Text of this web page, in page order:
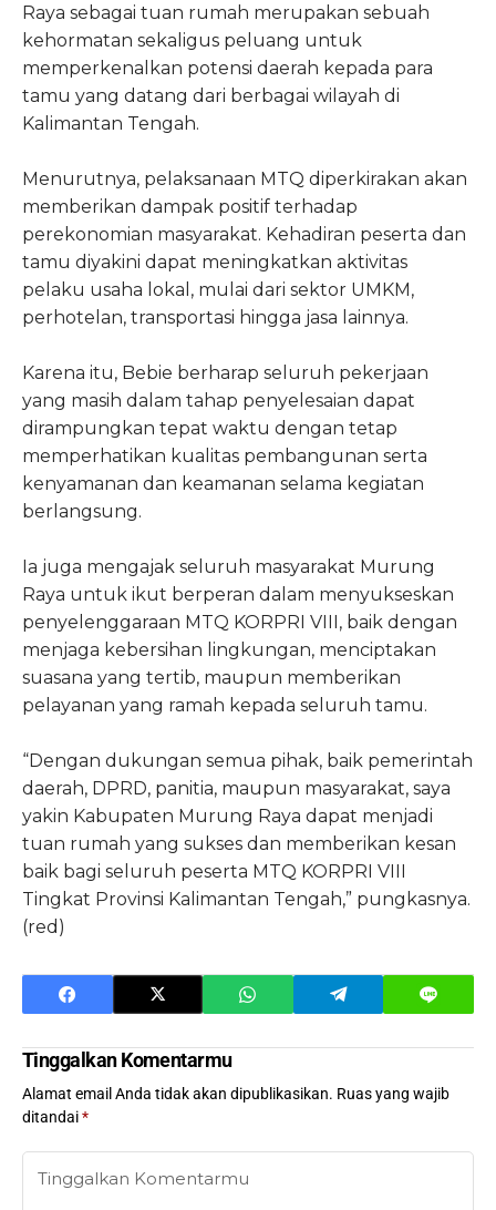
Raya sebagai tuan rumah merupakan sebuah
kehormatan sekaligus peluang untuk
memperkenalkan potensi daerah kepada para
tamu yang datang dari berbagai wilayah di
Kalimantan Tengah.
Menurutnya, pelaksanaan MTQ diperkirakan akan
memberikan dampak positif terhadap
perekonomian masyarakat. Kehadiran peserta dan
tamu diyakini dapat meningkatkan aktivitas
pelaku usaha lokal, mulai dari sektor UMKM,
perhotelan, transportasi hingga jasa lainnya.
Karena itu, Bebie berharap seluruh pekerjaan
yang masih dalam tahap penyelesaian dapat
dirampungkan tepat waktu dengan tetap
memperhatikan kualitas pembangunan serta
kenyamanan dan keamanan selama kegiatan
berlangsung.
Ia juga mengajak seluruh masyarakat Murung
Raya untuk ikut berperan dalam menyukseskan
penyelenggaraan MTQ KORPRI VIII, baik dengan
menjaga kebersihan lingkungan, menciptakan
suasana yang tertib, maupun memberikan
pelayanan yang ramah kepada seluruh tamu.
“Dengan dukungan semua pihak, baik pemerintah
daerah, DPRD, panitia, maupun masyarakat, saya
yakin Kabupaten Murung Raya dapat menjadi
tuan rumah yang sukses dan memberikan kesan
baik bagi seluruh peserta MTQ KORPRI VIII
Tingkat Provinsi Kalimantan Tengah,” pungkasnya.
(red)
Tinggalkan Komentarmu
Alamat email Anda tidak akan dipublikasikan. Ruas yang wajib
ditandai*